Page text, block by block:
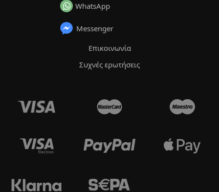
WhatsApp
Messenger
Επικοινωνία
Συχνές ερωτήσεις